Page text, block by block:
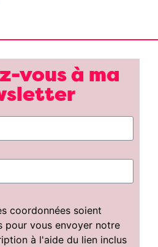
vous à ma
coordonnées soient
pour vous envoyer notre
à l'aide du lien inclus